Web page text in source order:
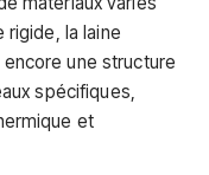
rigide, la laine
une structure
spécifiques,
et